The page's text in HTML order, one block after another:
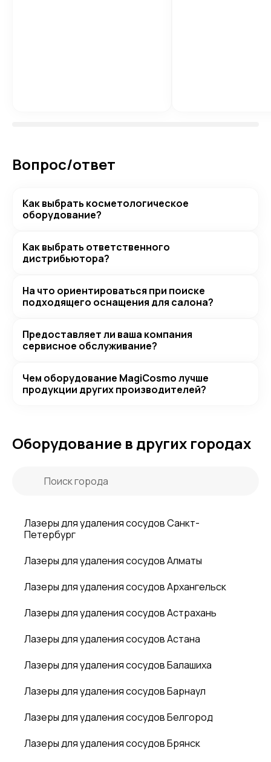
Вопрос/ответ
Как выбрать косметологическое
оборудование?
Как выбрать ответственного
дистрибьютора?
На что ориентироваться при поиске
подходящего оснащения для салона?
Предоставляет ли ваша компания
сервисное обслуживание?
Чем оборудование MagiCosmo лучше
продукции других производителей?
Оборудование в других городах
Лазеры для удаления сосудов Санкт-
Петербург
Лазеры для удаления сосудов Алматы
Лазеры для удаления сосудов Архангельск
Лазеры для удаления сосудов Астрахань
Лазеры для удаления сосудов Астана
Лазеры для удаления сосудов Балашиха
Лазеры для удаления сосудов Барнаул
Лазеры для удаления сосудов Белгород
Лазеры для удаления сосудов Брянск